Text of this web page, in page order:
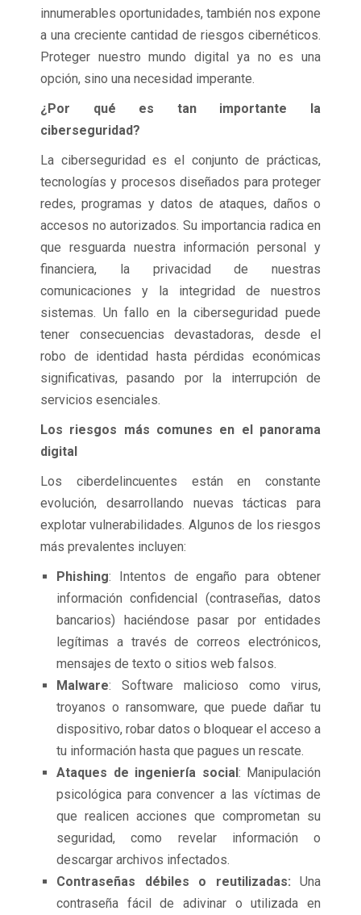
innumerables oportunidades, también nos expone
a una creciente cantidad de riesgos cibernéticos.
Proteger nuestro mundo digital ya no es una
opción, sino una necesidad imperante.
¿Por qué es tan importante la
ciberseguridad?
La ciberseguridad es el conjunto de prácticas,
tecnologías y procesos diseñados para proteger
redes, programas y datos de ataques, daños o
accesos no autorizados. Su importancia radica en
que resguarda nuestra información personal y
financiera, la privacidad de nuestras
comunicaciones y la integridad de nuestros
sistemas. Un fallo en la ciberseguridad puede
tener consecuencias devastadoras, desde el
robo de identidad hasta pérdidas económicas
significativas, pasando por la interrupción de
servicios esenciales.
Los riesgos más comunes en el panorama
digital
Los ciberdelincuentes están en constante
evolución, desarrollando nuevas tácticas para
explotar vulnerabilidades. Algunos de los riesgos
más prevalentes incluyen:
Phishing: Intentos de engaño para obtener
información confidencial (contraseñas, datos
bancarios) haciéndose pasar por entidades
legítimas a través de correos electrónicos,
mensajes de texto o sitios web falsos.
Malware: Software malicioso como virus,
troyanos o ransomware, que puede dañar tu
dispositivo, robar datos o bloquear el acceso a
tu información hasta que pagues un rescate.
Ataques de ingeniería social: Manipulación
psicológica para convencer a las víctimas de
que realicen acciones que comprometan su
seguridad, como revelar información o
descargar archivos infectados.
Contraseñas débiles o reutilizadas: Una
contraseña fácil de adivinar o utilizada en